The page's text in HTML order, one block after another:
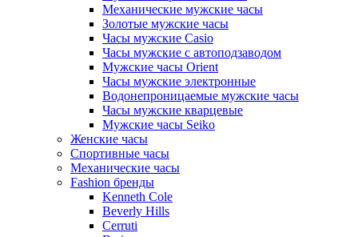
Механические мужские часы
Золотые мужские часы
Часы мужские Casio
Часы мужские с автоподзаводом
Мужские часы Orient
Часы мужские электронные
Водонепроницаемые мужские часы
Часы мужские кварцевые
Мужские часы Seiko
Женские часы
Спортивные часы
Механические часы
Fashion бренды
Kenneth Cole
Beverly Hills
Cerruti